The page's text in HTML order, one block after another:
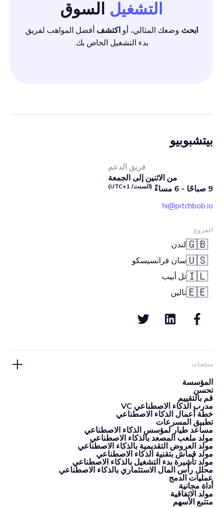
التشغيل السوق
ابحث وضعك المثالي، أواكتشف أفضل المواهب لفريق
بدء التشغيل الخاص بك.
بيتشبوبيو
فريق الدعم
من الاثنين إلى الجمعة
9 صباحًا - 6 مساءً
(السنت/ UTC+1)
hi@pitchbob.io
الفروع
🇬🇧لندن
🇺🇸سان فرانسيسكو
🇮🇱تل أبيب
🇪🇪تالين
منتجات
المؤسسة
تحسن
قم بالتقييم
مدرب الذكاء الاصطناعي VC
خطة أعمال الذكاء الاصطناعي
تطبيق المسرعات
مساعد طيار لمؤسس الذكاء الاصطناعي
مولد ملعب المصعد بالذكاء الاصطناعي
مولد العروض التقديمية بالذكاء الاصطناعي
مولد قماش بتقنية الذكاء الاصطناعي
مولد تأشيرة بدء التشغيل بالذكاء الاصطناعي
محلل رأس المال الاستثماري بالذكاء الاصطناعي
عمليات الدمج
أداة مجانية
مولد الاتفاقية
متتبع الأسهم